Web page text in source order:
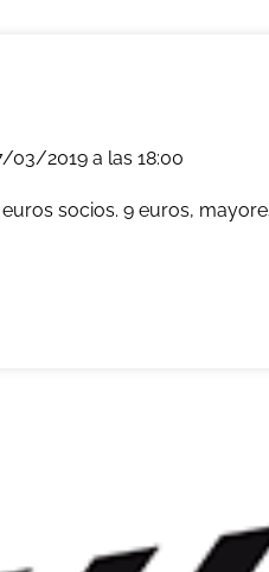
03/2019 a las 18:00
socios. 9 euros,